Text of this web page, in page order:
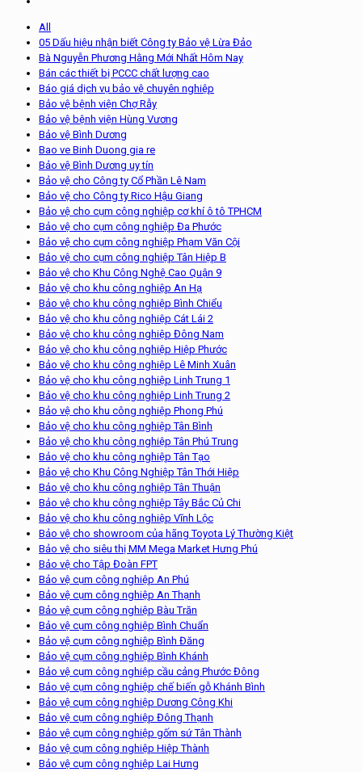
All
05 Dấu hiệu nhận biết Công ty Bảo vệ Lừa Đảo
Bà Nguyễn Phương Hằng Mới Nhất Hôm Nay
Bán các thiết bị PCCC chất lượng cao
Báo giá dịch vụ bảo vệ chuyên nghiệp
Bảo vệ bệnh viện Chợ Rẫy
Bảo vệ bệnh viện Hùng Vương
Bảo vệ Bình Dương
Bao ve Binh Duong gia re
Bảo vệ Bình Dương uy tín
Bảo vệ cho Công ty Cổ Phần Lê Nam
Bảo vệ cho Công ty Rico Hậu Giang
Bảo vệ cho cụm công nghiệp cơ khí ô tô TPHCM
Bảo vệ cho cụm công nghiệp Đa Phước
Bảo vệ cho cụm công nghiệp Phạm Văn Cội
Bảo vệ cho cụm công nghiệp Tân Hiệp B
Bảo vệ cho Khu Công Nghệ Cao Quận 9
Bảo vệ cho khu công nghiệp An Hạ
Bảo vệ cho khu công nghiệp Bình Chiểu
Bảo vệ cho khu công nghiệp Cát Lái 2
Bảo vệ cho khu công nghiệp Đông Nam
Bảo vệ cho khu công nghiệp Hiệp Phước
Bảo vệ cho khu công nghiệp Lê Minh Xuân
Bảo vệ cho khu công nghiệp Linh Trung 1
Bảo vệ cho khu công nghiệp Linh Trung 2
Bảo vệ cho khu công nghiệp Phong Phú
Bảo vệ cho khu công nghiệp Tân Bình
Bảo vệ cho khu công nghiệp Tân Phú Trung
Bảo vệ cho khu công nghiệp Tân Tạo
Bảo vệ cho Khu Công Nghiệp Tân Thới Hiệp
Bảo vệ cho khu công nghiệp Tân Thuận
Bảo vệ cho khu công nghiệp Tây Bắc Củ Chi
Bảo vệ cho khu công nghiệp Vĩnh Lộc
Bảo vệ cho showroom của hãng Toyota Lý Thường Kiệt
Bảo vệ cho siêu thị MM Mega Market Hưng Phú
Bảo vệ cho Tập Đoàn FPT
Bảo vệ cụm công nghiệp An Phú
Bảo vệ cụm công nghiệp An Thạnh
Bảo vệ cụm công nghiệp Bàu Trăn
Bảo vệ cụm công nghiệp Bình Chuẩn
Bảo vệ cụm công nghiệp Bình Đăng
Bảo vệ cụm công nghiệp Bình Khánh
Bảo vệ cụm công nghiệp cầu cảng Phước Đông
Bảo vệ cụm công nghiệp chế biến gỗ Khánh Bình
Bảo vệ cụm công nghiệp Dương Công Khi
Bảo vệ cụm công nghiệp Đông Thạnh
Bảo vệ cụm công nghiệp gốm sứ Tân Thành
Bảo vệ cụm công nghiệp Hiệp Thành
Bảo vệ cụm công nghiệp Lai Hưng